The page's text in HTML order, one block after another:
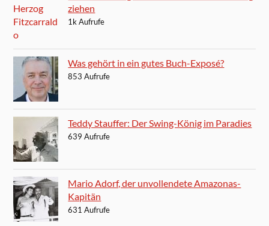
ziehen
1k Aufrufe
Was gehört in ein gutes Buch-Exposé?
853 Aufrufe
Teddy Stauffer: Der Swing-König im Paradies
639 Aufrufe
Mario Adorf, der unvollendete Amazonas-
Kapitän
631 Aufrufe